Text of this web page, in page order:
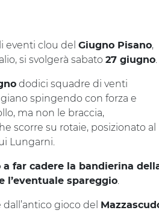
eventi clou del Giugno Pisano,
si svolgerà sabato 27 giugno.
dodici squadre di venti
spingendo con forza e
ma non le braccia,
scorre su rotaie, posizionato al
Lungarni.
a far cadere la bandierina
l’eventuale spareggio.
gioco del